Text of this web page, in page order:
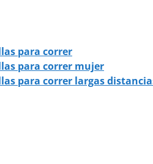
para correr
para correr mujer
para correr largas